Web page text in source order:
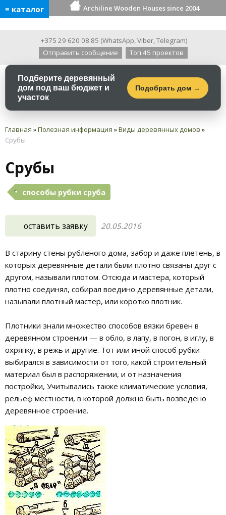
≡ каталог Archiline Wooden Houses since 2004
+375 29 620 08 85 (WhatsApp,Viber,Telegram)
Отправить сообщение
Топ 45 проектов
Подберите деревянный
дом под ваш бюджет и
участок
Подобрать дом →
Главная »Полезная информация »Виды деревянных домов »
Срубы
Срубы
способы рубки сруба
оставить заявку 20.05.2016
В старину стены рубленого дома, забор и даже плетень, в
которых деревянные детали были плотно связаны друг с
другом, называли плотом. Отсюда и мастера, который
плотно соединял, собирал воедино деревянные детали,
называли плотный мастер, или коротко плотник.
Плотники знали множество способов вязки бревен в
деревянном строении — в обло, в лапу, в погон, в иглу, в
охряпку, в режь и другие. Тот или иной способ рубки
выбирался в зависимости от того, какой строительный
материал был в распоряжении, и от назначения
постройки, Учитывались также климатические условия,
рельеф местности, в которой должно быть возведено
деревянное строение.